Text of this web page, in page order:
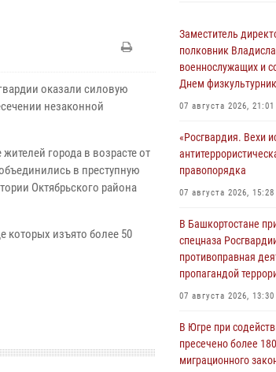
оказали силовую
незаконной
города в возрасте от
в преступную
Октябрьского района
изъято более 50
Заместитель
полковник
военнослужащих и
Днем
07 августа 2026, 21:01
«Росгвардия. Вехи
правопорядка
07 августа 2026, 15:28
В Башкортостане
спецназа
противоправная
пропагандой
07 августа 2026, 13:30
В Югре при
пресечено более
миграционного